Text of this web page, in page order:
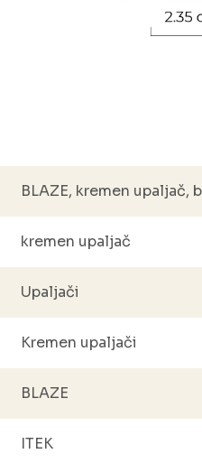
BLAZE, kremen upaljač,
kremen upaljač
Upaljači
Kremen upaljači
BLAZE
ITEK